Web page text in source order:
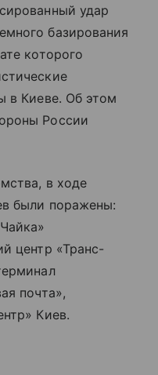
удар
базирования
которого
в Киеве. Об этом
России
в ходе
были поражены:
центр «Транс-
почта»,
Киев.